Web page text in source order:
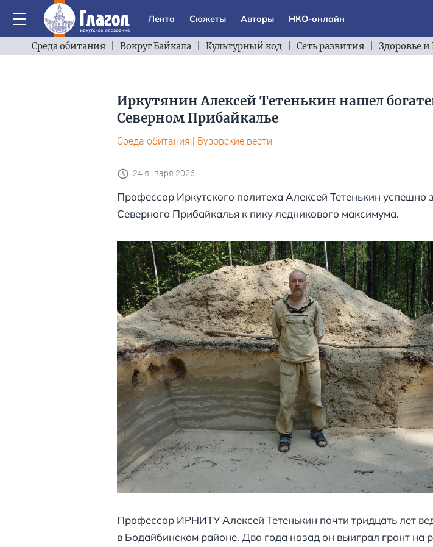
Лента Сюжеты Авторы НКО-онлайн
Среда обитания Вокруг Байкала Культурный код Сеть развития Здоровье и
Иркутянин Алексей Тетенькин нашел
Северном Прибайкалье
Среда обитания | Вузовские вести
24 января 2026
Профессор Иркутского политеха Алексей Тетенькин
Северного Прибайкалья к пику ледникового максимума.
Профессор ИРНИТУ Алексей Тетенькин почти тридцать лет
в Бодайбинском районе. Два года назад он выиграл грант на